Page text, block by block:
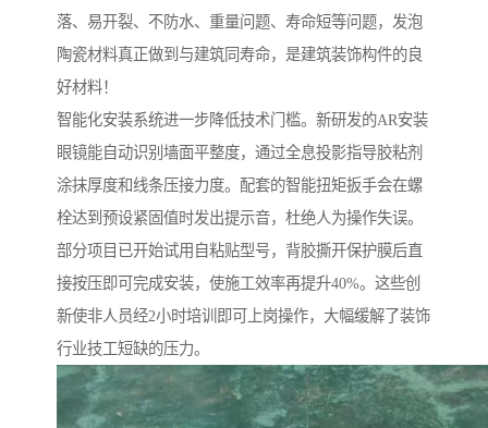
落、易开裂、不防水、重量问题、寿命短等问题，发泡
陶瓷材料真正做到与建筑同寿命，是建筑装饰构件的良
好材料！
智能化安装系统进一步降低技术门槛。新研发的AR安装
眼镜能自动识别墙面平整度，通过全息投影指导胶粘剂
涂抹厚度和线条压接力度。配套的智能扭矩扳手会在螺
栓达到预设紧固值时发出提示音，杜绝人为操作失误。
部分项目已开始试用自粘贴型号，背胶撕开保护膜后直
接按压即可完成安装，使施工效率再提升40%。这些创
新使非人员经2小时培训即可上岗操作，大幅缓解了装饰
行业技工短缺的压力。